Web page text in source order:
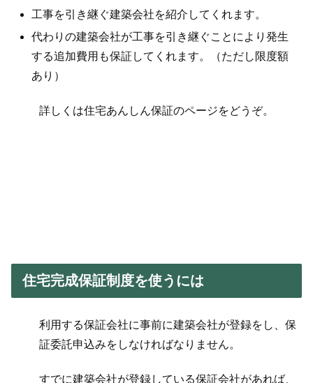
工事を引き継ぐ建築会社を紹介してくれます。
代わりの建築会社が工事を引き継ぐことにより発生
する追加費用も保証してくれます。（ただし限度額
あり）
詳しくは住宅あんしん保証のページをどうぞ。
住宅完成保証制度を使うには
利用する保証会社に事前に建築会社が登録をし、保
証委託申込みをしなければなりません。
すでに建築会社が登録している保証会社があれば、